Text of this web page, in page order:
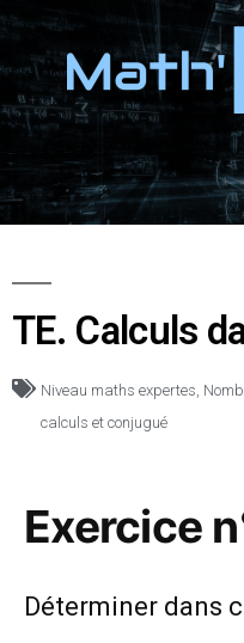
TE. Calculs
Niveau maths expertes,
calculs et conjugué
Exercice
Déterminer dans